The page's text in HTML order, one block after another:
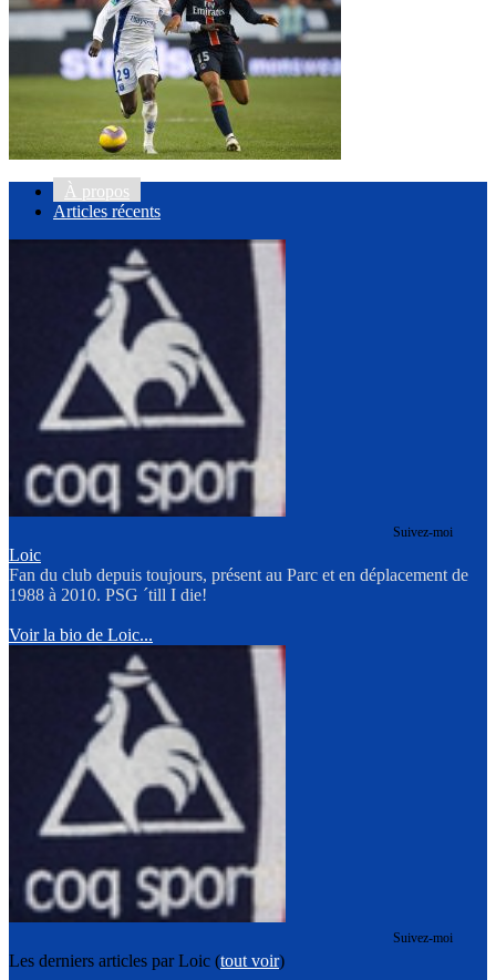
À propos
Articles récents
Suivez-moi
Loic
Fan du club depuis toujours, présent au Parc et en déplacement de
1988 à 2010. PSG ´till I die!
Voir la bio de Loic...
Suivez-moi
Les derniers articles par Loic (tout voir)